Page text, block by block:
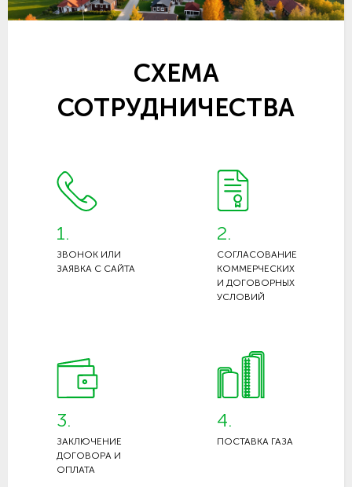
СХЕМА
СОТРУДНИЧЕСТВА
1.
ЗВОНОК ИЛИ
ЗАЯВКА С САЙТА
2.
СОГЛАСОВАНИЕ
КОММЕРЧЕСКИХ
И ДОГОВОРНЫХ
УСЛОВИЙ
3.
ЗАКЛЮЧЕНИЕ
ДОГОВОРА И
ОПЛАТА
4.
ПОСТАВКА ГАЗА